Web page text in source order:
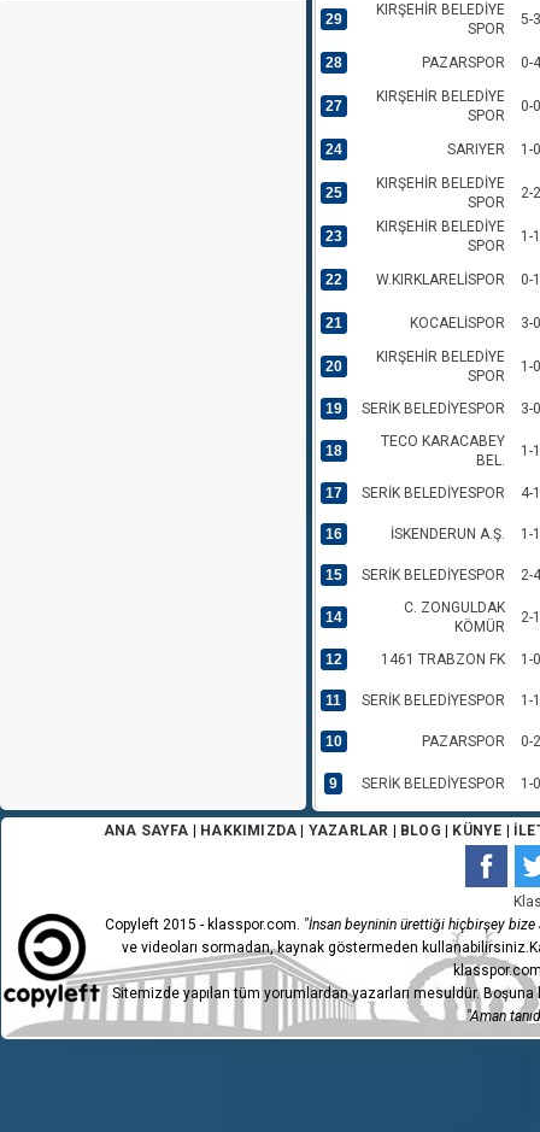
29
KIRŞEHİR BELEDİYE
SPOR
5-3
28 PAZARSPOR 0-4
27
KIRŞEHİR BELEDİYE
SPOR
0-0
24 SARIYER 1-0
25
KIRŞEHİR BELEDİYE
SPOR
2-2
23
KIRŞEHİR BELEDİYE
SPOR
1-1
22 W.KIRKLARELİSPOR 0-1
21 KOCAELİSPOR 3-0
20
KIRŞEHİR BELEDİYE
SPOR
1-0
19 SERİK BELEDİYESPOR 3-0
18
TECO KARACABEY
BEL.
1-1
17 SERİK BELEDİYESPOR 4-1
16 İSKENDERUN A.Ş. 1-1
15 SERİK BELEDİYESPOR 2-4
14
C. ZONGULDAK
KÖMÜR
2-1
12 1461 TRABZON FK 1-0
11 SERİK BELEDİYESPOR 1-1
10 PAZARSPOR 0-2
9 SERİK BELEDİYESPOR 1-0
8 UŞAK SPOR A.Ş. 0-1
SERİK BELEDİYESPOR 1-5
1-1
5 SERİK BELEDİYESPOR 1-1
3 KOCAELİSPOR 0-0
ANA SAYFA HAKKIMIZDA YAZARLAR BLOG KÜNYE
Copyleft 2015 - klasspor.com. "İnsan beyninin ürettiği hiçbirşey bize
ve videoları sormadan, kaynak göstermeden
Sitemizde yapılan tüm yorumlardan yazarları mesuldür.
"Aman